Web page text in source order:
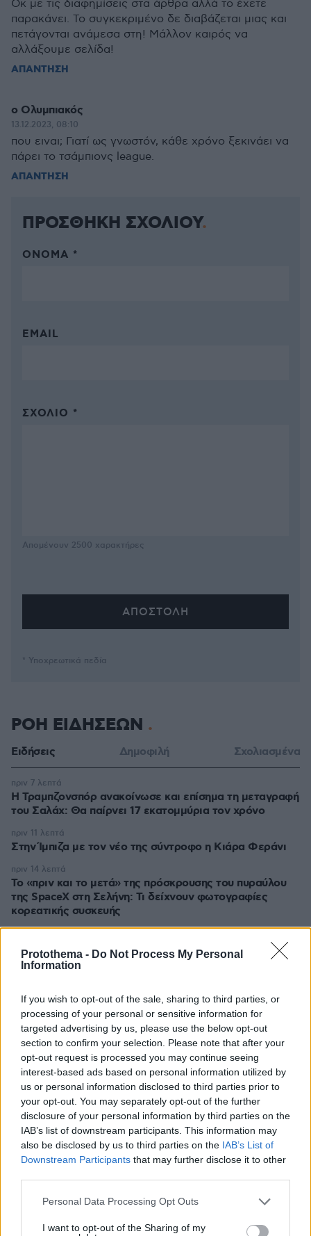
Protothema - Do Not Process My Personal
Information
If you wish to opt-out of the sale, sharing to third parties, or
processing of your personal or sensitive information for
targeted advertising by us, please use the below opt-out
section to confirm your selection. Please note that after your
opt-out request is processed you may continue seeing
interest-based ads based on personal information utilized by
us or personal information disclosed to third parties prior to
your opt-out. You may separately opt-out of the further
disclosure of your personal information by third parties on the
IAB’s list of downstream participants. This information may
also be disclosed by us to third parties on the IAB’s List of
Downstream Participants that may further disclose it to other
Please note that this website/app uses one or more Google
not limited to your visit or usage behaviour. You may click to
Personal Data Processing Opt Outs
I want to opt-out of the Sharing of my
Οκ με τις διαφημίσεις στα άρθρα αλλά το έχετε
παρακάνει. Το συγκεκριμένο δε διαβάζεται μιας και
πετάγονται ανάμεσα στη! Μάλλον καιρός να
αλλάξουμε σελίδα!
ΑΠΑΝΤΗΣΗ
ο Ολυμπιακός
13.12.2023, 08:10
που ειναι; Γιατί ως γνωστόν, κάθε χρόνο ξεκινάει να
πάρει το τσάμπιονς league.
ΑΠΑΝΤΗΣΗ
ΠΡΟΣΘΗΚΗ ΣΧΟΛΙΟΥ
ΌΝΟΜΑ *
EMAIL
ΣΧΌΛΙΟ *
Απομένουν 2500 χαρακτήρες
* Υποχρεωτικά πεδία
ΡΟΗ ΕΙΔΗΣΕΩΝ
Ειδήσεις Δημοφιλή Σχολιασμένα
Η Τραμπζονσπόρ ανακοίνωσε και επίσημα τη μεταγραφή
του Σαλάχ: Θα παίρνει 17 εκατομμύρια τον χρόνο
πριν 7 λεπτά
Στην Ίμπιζα με τον νέο της σύντροφο η Κιάρα Φεράνι
πριν 11 λεπτά
Το «πριν και το μετά» της πρόσκρουσης του πυραύλου
της SpaceX στη Σελήνη: Τι δείχνουν φωτογραφίες
κορεατικής συσκευής
πριν 14 λεπτά
Μάχη με τις φλόγες εν μέσω καύσωνα στα Βαλκάνια:
Πυρκαγιές σε Σερβία και Αλβανία με θερμοκρασίες έως
Πέθανε το άσπρο κουτάβι που συμβίωνε με αγέλη
λύκων στην Κεντρική Μακεδονία: Καλό ταξίδι μικρέ,
δείτε βίντεο
πριν 17 λεπτά
Συνελήφθη αστυνομικός για επικίνδυνη οδήγηση και
απείθεια
πριν 23 λεπτά
Δημήτρης Ξανθάκης: Η γνήσια λαϊκή φωνή, οι
συνεργασίες, τα κορυφαία του τραγούδια, γιατί δεν
έκανε καριέρα σε μεγάλες πίστες
πριν 24 λεπτά
προπονητής και ο τεχνικός διευθυντής του